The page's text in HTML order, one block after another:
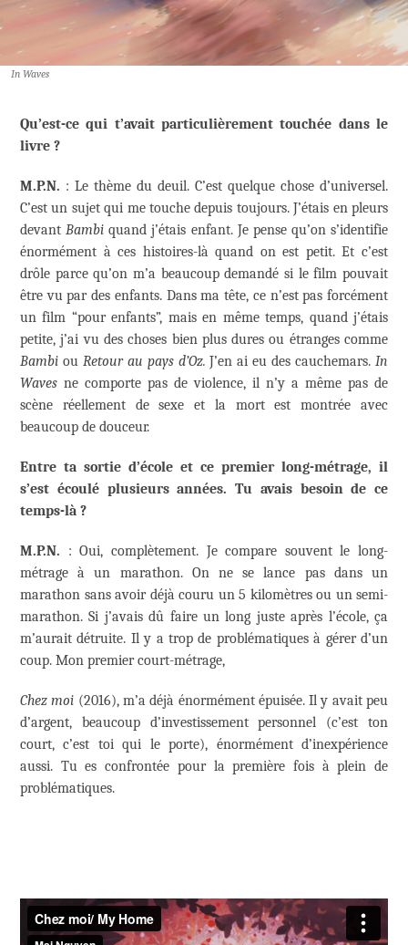
In Waves
Qu’est-ce qui t’avait particulièrement touchée dans le
livre ?
M.P.N. : Le thème du deuil. C’est quelque chose d’universel.
C’est un sujet qui me touche depuis toujours. J’étais en pleurs
devantBambi quand j’étais enfant. Je pense qu’on s’identifie
énormément à ces histoires-là quand on est petit. Et c’est
drôle parce qu’on m’a beaucoup demandé si le film pouvait
être vu par des enfants. Dans ma tête, ce n’est pas forcément
un film “pour enfants”, mais en même temps, quand j’étais
petite, j’ai vu des choses bien plus dures ou étranges comme
Bambi ouRetour au pays d’Oz. J’en ai eu des cauchemars.In
Waves ne comporte pas de violence, il n’y a même pas de
scène réellement de sexe et la mort est montrée avec
beaucoup de douceur.
Entre ta sortie d’école et ce premier long-métrage, il
s’est écoulé plusieurs années. Tu avais besoin de ce
temps-là ?
M.P.N. : Oui, complètement. Je compare souvent le long-
métrage à un marathon. On ne se lance pas dans un
marathon sans avoir déjà couru un 5 kilomètres ou un semi-
marathon. Si j’avais dû faire un long juste après l’école, ça
m’aurait détruite. Il y a trop de problématiques à gérer d’un
coup. Mon premier court-métrage,
Chez moi (2016), m’a déjà énormément épuisée. Il y avait peu
d’argent, beaucoup d’investissement personnel (c’est ton
court, c’est toi qui le porte), énormément d’inexpérience
aussi. Tu es confrontée pour la première fois à plein de
problématiques.